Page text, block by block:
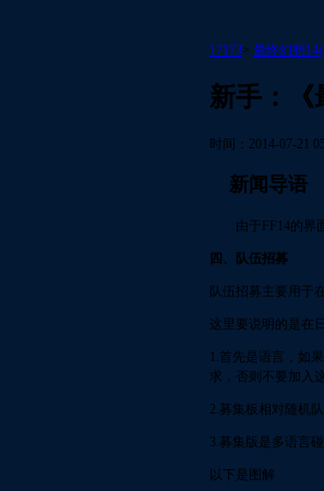
17173> 最终幻想
新手：《
时间：2014-07-21
新闻导语
由于FF14的界面
四、队伍招募
队伍招募主要用于
这里要说明的是在
1.首先是语言，如
求，否则不要加入
2.募集板相对随机
3.募集版是多语言
以下是图解